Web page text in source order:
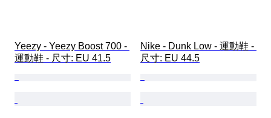
Yeezy - Yeezy Boost 700 -
運動鞋 - 尺寸: EU 41.5
Nike - Dunk Low - 運動鞋 -
尺寸: EU 44.5